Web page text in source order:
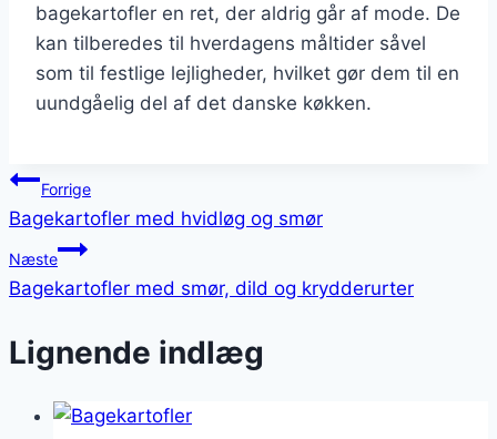
bagekartofler en ret, der aldrig går af mode. De
kan tilberedes til hverdagens måltider såvel
som til festlige lejligheder, hvilket gør dem til en
uundgåelig del af det danske køkken.
Indlægsnavigation
Forrige
Bagekartofler med hvidløg og smør
Næste
Bagekartofler med smør, dild og krydderurter
Lignende indlæg